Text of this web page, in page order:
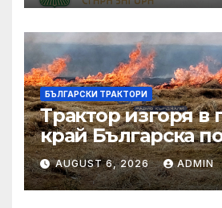
БЪЛГАРСКИ ТРАКТОРИ
Трактор изгоря в
край Българска
AUGUST 6, 2026 ADMIN